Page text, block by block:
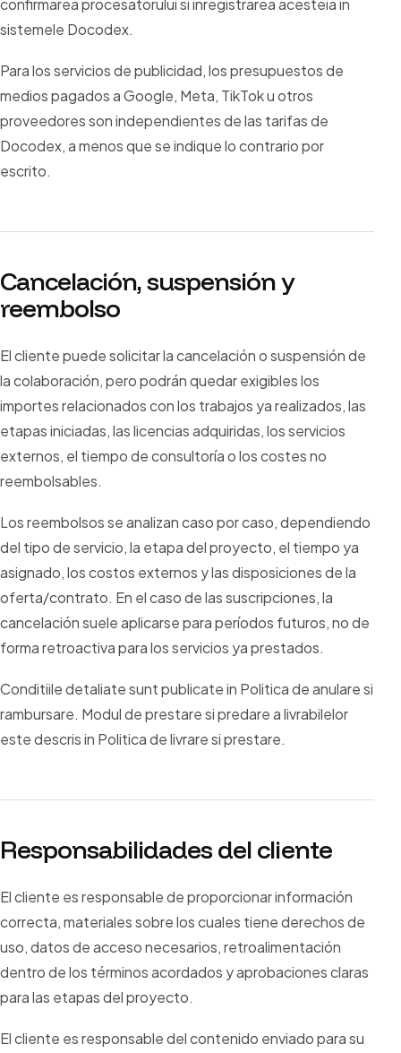
confirmarea procesatorului si inregistrarea acesteia in
sistemele Docodex.
Para los servicios de publicidad, los presupuestos de
medios pagados a Google, Meta, TikTok u otros
proveedores son independientes de las tarifas de
Docodex, a menos que se indique lo contrario por
escrito.
Cancelación, suspensión y
reembolso
El cliente puede solicitar la cancelación o suspensión de
la colaboración, pero podrán quedar exigibles los
importes relacionados con los trabajos ya realizados, las
etapas iniciadas, las licencias adquiridas, los servicios
externos, el tiempo de consultoría o los costes no
reembolsables.
Los reembolsos se analizan caso por caso, dependiendo
del tipo de servicio, la etapa del proyecto, el tiempo ya
asignado, los costos externos y las disposiciones de la
oferta/contrato. En el caso de las suscripciones, la
cancelación suele aplicarse para períodos futuros, no de
forma retroactiva para los servicios ya prestados.
Conditiile detaliate sunt publicate in Politica de anulare si
rambursare. Modul de prestare si predare a livrabilelor
este descris in Politica de livrare si prestare.
Responsabilidades del cliente
El cliente es responsable de proporcionar información
correcta, materiales sobre los cuales tiene derechos de
uso, datos de acceso necesarios, retroalimentación
dentro de los términos acordados y aprobaciones claras
para las etapas del proyecto.
El cliente es responsable del contenido enviado para su